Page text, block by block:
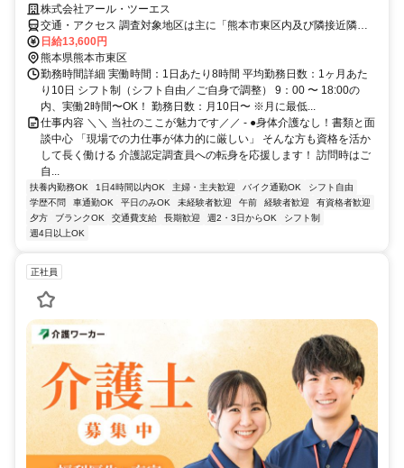
株式会社アール・ツーエス
交通・アクセス 調査対象地区は主に「熊本市東区内及び隣接近隣
市」の個人宅もしくは病院、施設 ※調査場所に直行直帰可 ※移動手
段は私有の車又はバイクでお願い致します。
日給13,600円
熊本県熊本市東区
勤務時間詳細 実働時間：1日あたり8時間 平均勤務日数：1ヶ月あた
り10日 シフト制（シフト自由／ご自身で調整） 9：00 〜 18:00の
内、実働2時間〜OK！ 勤務日数：月10日〜 ※月に最低...
仕事内容 ＼＼ 当社のここが魅力です／／ - ●身体介護なし！書類と面
談中心 「現場での力仕事が体力的に厳しい」 そんな方も資格を活か
して長く働ける 介護認定調査員への転身を応援します！ 訪問時はご
自...
扶養内勤務OK 1日4時間以内OK 主婦・主夫歓迎 バイク通勤OK
シフト自由
学歴不問
車通勤OK 平日のみOK 未経験者歓迎 午前 経験者歓迎
有資格者歓迎
夕方
ブランクOK 交通費支給 長期歓迎 週2・3日からOK
シフト制
週4日以上OK
正社員